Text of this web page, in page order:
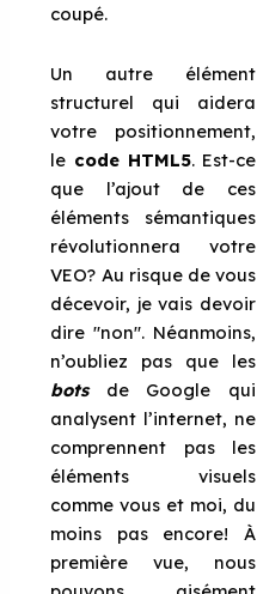
coupé.
Un autre élément
structurel qui aidera
votre positionnement,
le code HTML5. Est-ce
que l’ajout de ces
éléments sémantiques
révolutionnera votre
VEO? Au risque de vous
décevoir, je vais devoir
dire "non". Néanmoins,
n’oubliez pas que les
botsde Google qui
analysent l’internet, ne
comprennent pas les
éléments visuels
comme vous et moi, du
moins pas encore! À
première vue, nous